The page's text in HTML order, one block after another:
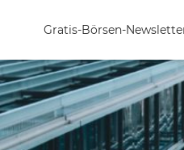
Gratis-Börsen-